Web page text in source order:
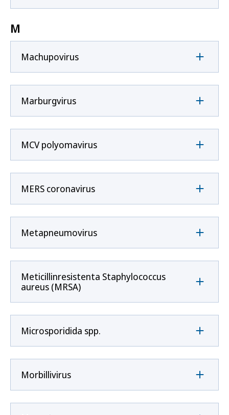
M
Machupovirus
Marburgvirus
MCV polyomavirus
MERS coronavirus
Metapneumovirus
Meticillinresistenta Staphylococcus
aureus (MRSA)
Microsporidida spp.
Morbillivirus